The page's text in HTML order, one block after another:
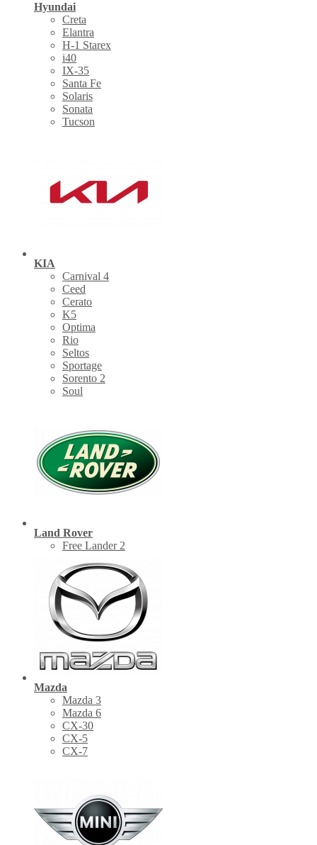
Hyundai
Creta
Elantra
H-1 Starex
i40
IX-35
Santa Fe
Solaris
Sonata
Tucson
KIA
Carnival 4
Ceed
Cerato
K5
Optima
Rio
Seltos
Sportage
Sorento 2
Soul
Land Rover
Free Lander 2
Mazda
Mazda 3
Mazda 6
CX-30
СХ-5
CX-7